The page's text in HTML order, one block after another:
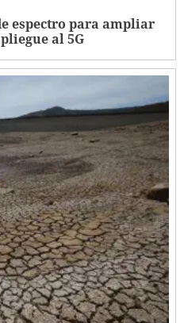
espectro para ampliar
al 5G